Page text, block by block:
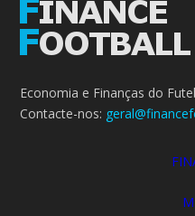
Economia e Finanças do
Contacte-nos: